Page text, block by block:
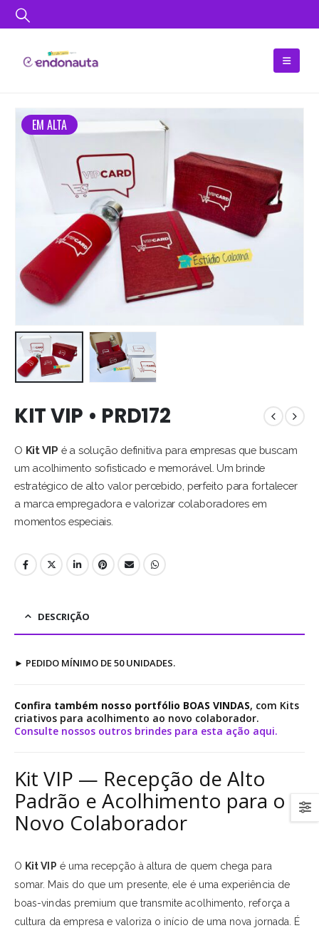
EM ALTA
KIT VIP • PRD172
O Kit VIP é a solução definitiva para empresas que buscam
um acolhimento sofisticado e memorável. Um brinde
estratégico de alto valor percebido, perfeito para fortalecer
a marca empregadora e valorizar colaboradores em
momentos especiais.
DESCRIÇÃO
► PEDIDO MÍNIMO DE 50 UNIDADES.
Confira também nosso portfólio BOAS VINDAS, com Kits
criativos para acolhimento ao novo colaborador.
Consulte nossos outros brindes para esta ação aqui.
Kit VIP — Recepção de Alto
Padrão e Acolhimento para o
Novo Colaborador
O Kit VIP é uma recepção à altura de quem chega para
somar. Mais do que um presente, ele é uma experiência de
boas-vindas premium que transmite acolhimento, reforça a
cultura da empresa e valoriza o início de uma nova jornada. É